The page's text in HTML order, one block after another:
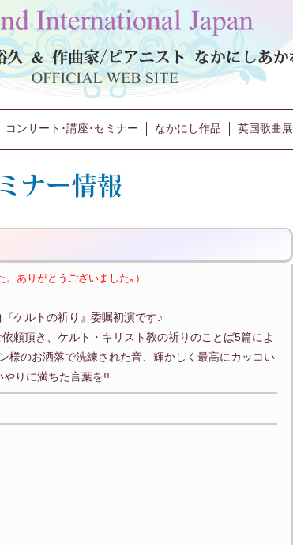
コンサート･講座･セミナー なかにし作品 英国歌曲展
。ありがとうございました｡）
ケルトの祈り』委嘱初演です♪
頼頂き、ケルト・キリスト教の祈りのことば5篇によ
様のお洒落で洗練された音、輝かしく最高にカッコい
りに満ちた言葉を!!